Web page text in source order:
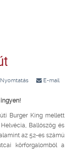
Nyomtatás E-mail
Burger King mellett
Ballószög és
az 52-es számú
körforgalomból a